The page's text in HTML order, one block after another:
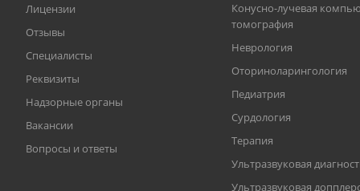
Лицензии
Отзывы
Специалисты
Реквизиты
Надзорные органы
Вакансии
Вопросы и ответы
Конусно-лучевая
томография
Неврология
Оториноларингология
Педиатрия
Сурдология
Терапия
Ультразвуковая
Ультразвуковая